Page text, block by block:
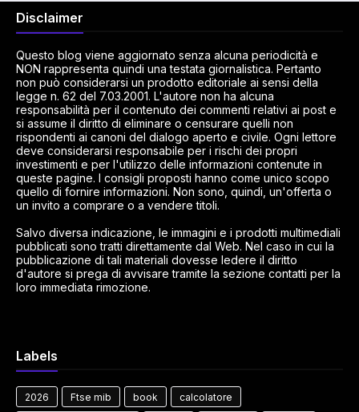
Disclaimer
Questo blog viene aggiornato senza alcuna periodicità e
NON rappresenta quindi una testata giornalistica. Pertanto
non può considerarsi un prodotto editoriale ai sensi della
legge n. 62 del 7.03.2001. L'autore non ha alcuna
responsabilità per il contenuto dei commenti relativi ai post e
si assume il diritto di eliminare o censurare quelli non
rispondenti ai canoni del dialogo aperto e civile. Ogni lettore
deve considerarsi responsabile per i rischi dei propri
investimenti e per l'utilizzo delle informazioni contenute in
queste pagine. I consigli proposti hanno come unico scopo
quello di fornire informazioni. Non sono, quindi, un'offerta o
un invito a comprare o a vendere titoli.
Salvo diversa indicazione, le immagini e i prodotti multimediali
pubblicati sono tratti direttamente dal Web. Nel caso in cui la
pubblicazione di tali materiali dovesse ledere il diritto
d'autore si prega di avvisare tramite la sezione contatti per la
loro immediata rimozione.
Labels
2026 Ftse mib book calcolatore